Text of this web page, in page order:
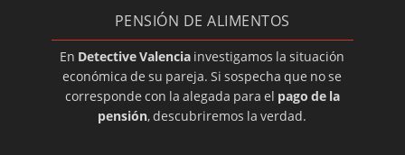
Profesión del detective privado
Que es un convenio regulador.
PENSIÓN DE ALIMENTOS
En Detective Valencia investigamos la situación
económica de su pareja. Si sospecha que no se
corresponde con la alegada para el pago de la
pensión, descubriremos la verdad.